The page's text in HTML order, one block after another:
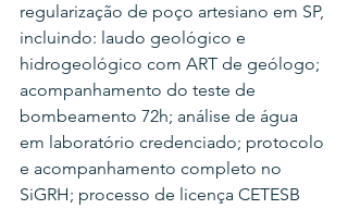
regularização de poço artesiano em SP,
incluindo: laudo geológico e
hidrogeológico com ART de geólogo;
acompanhamento do teste de
bombeamento 72h; análise de água
em laboratório credenciado; protocolo
e acompanhamento completo no
SiGRH; processo de licença CETESB